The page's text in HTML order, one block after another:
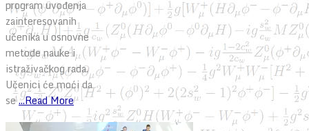
program uvođenja
zainteresovanih
učenika u osnovne
metode nauke i
istraživačkog rada.
Učenici će moći da
se...Read More